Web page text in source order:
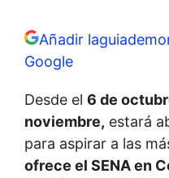
Añadir
Google
Desde el 6 de
noviembre, estará
para aspirar a las
ofrece el SENA en